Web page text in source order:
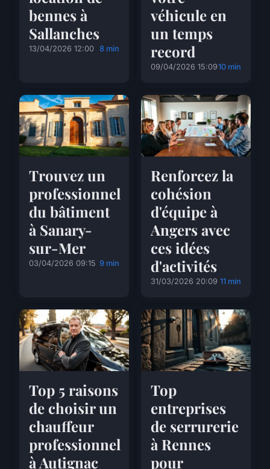
bennes à
Sallanches
13/04/2026 12:00 8 min
véhicule en
un temps
record
09/04/2026 15:0910 min
Trouvez un
professionnel
du bâtiment
à Sanary-
sur-Mer
03/04/2026 09:15 9 min
Renforcez la
cohésion
d'équipe à
Angers avec
ces idées
d'activités
31/03/2026 20:09 11 min
Top 5 raisons
de choisir un
chauffeur
professionnel
à Autignac
Top
entreprises
de serrurerie
à Rennes
pour